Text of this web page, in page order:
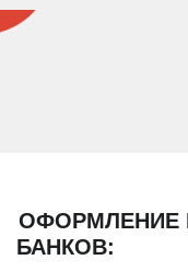
ОФОРМЛЕНИЕ
БАНКОВ: